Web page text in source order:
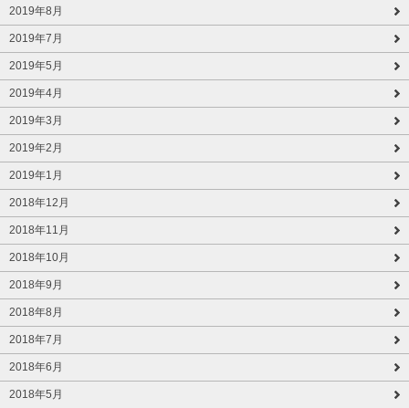
2019年8月
2019年7月
2019年5月
2019年4月
2019年3月
2019年2月
2019年1月
2018年12月
2018年11月
2018年10月
2018年9月
2018年8月
2018年7月
2018年6月
2018年5月